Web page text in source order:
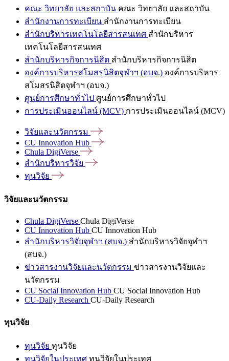
คณะ วิทยาลัย และสถาบัน คณะ วิทยาลัย และสถาบัน
สำนักงานการทะเบียน สำนักงานการทะเบียน
สำนักบริหารเทคโนโลยีสารสนเทศ สำนักบริหาร
เทคโนโลยีสารสนเทศ
สำนักบริหารกิจการนิสิต สำนักบริหารกิจการนิสิต
องค์การบริหารสโมสรนิสิตจุฬาฯ (อบจ.) องค์การบริหาร
สโมสรนิสิตจุฬาฯ (อบจ.)
ศูนย์การศึกษาทั่วไป ศูนย์การศึกษาทั่วไป
การประเมินออนไลน์ (MCV) การประเมินออนไลน์ (MCV)
วิจัยและนวัตกรรม
CU Innovation Hub
Chula DigiVerse
สำนักบริหารวิจัย
ทุนวิจัย
วิจัยและนวัตกรรม
Chula DigiVerse Chula DigiVerse
CU Innovation Hub CU Innovation Hub
สำนักบริหารวิจัยจุฬาฯ (สบจ.) สำนักบริหารวิจัยจุฬาฯ
(สบจ.)
ข่าวสารงานวิจัยและนวัตกรรม ข่าวสารงานวิจัยและ
นวัตกรรม
CU Social Innovation Hub CU Social Innovation Hub
CU-Daily Research CU-Daily Research
ทุนวิจัย
ทุนวิจัย ทุนวิจัย
ทุนวิจัยในประเทศ ทุนวิจัยในประเทศ